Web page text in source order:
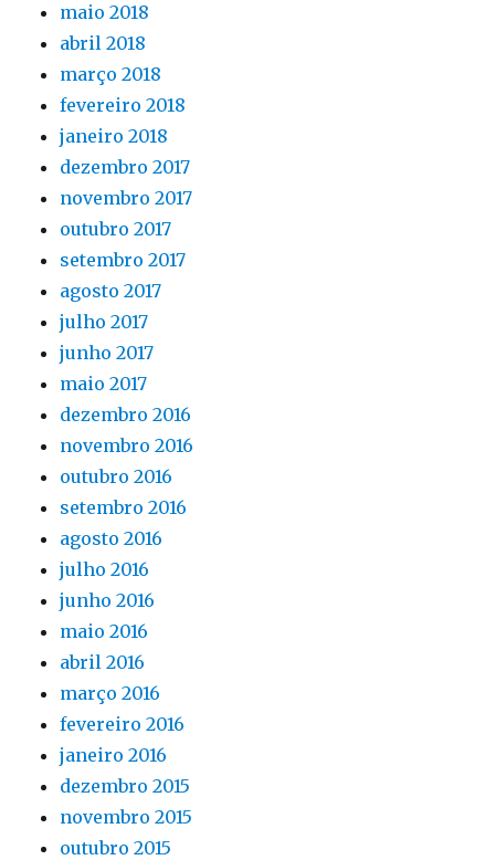
maio 2018
abril 2018
março 2018
fevereiro 2018
janeiro 2018
dezembro 2017
novembro 2017
outubro 2017
setembro 2017
agosto 2017
julho 2017
junho 2017
maio 2017
dezembro 2016
novembro 2016
outubro 2016
setembro 2016
agosto 2016
julho 2016
junho 2016
maio 2016
abril 2016
março 2016
fevereiro 2016
janeiro 2016
dezembro 2015
novembro 2015
outubro 2015